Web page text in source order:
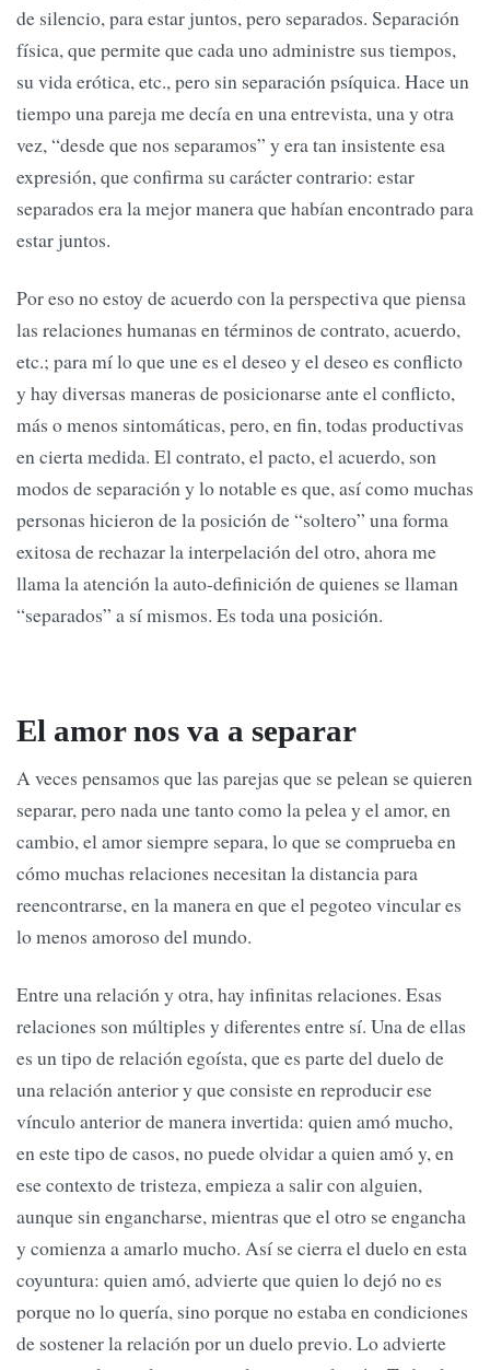
de silencio, para estar juntos, pero separados. Separación
física, que permite que cada uno administre sus tiempos,
su vida erótica, etc., pero sin separación psíquica. Hace un
tiempo una pareja me decía en una entrevista, una y otra
vez, “desde que nos separamos” y era tan insistente esa
expresión, que confirma su carácter contrario: estar
separados era la mejor manera que habían encontrado para
estar juntos.
Por eso no estoy de acuerdo con la perspectiva que piensa
las relaciones humanas en términos de contrato, acuerdo,
etc.; para mí lo que une es el deseo y el deseo es conflicto
y hay diversas maneras de posicionarse ante el conflicto,
más o menos sintomáticas, pero, en fin, todas productivas
en cierta medida. El contrato, el pacto, el acuerdo, son
modos de separación y lo notable es que, así como muchas
personas hicieron de la posición de “soltero” una forma
exitosa de rechazar la interpelación del otro, ahora me
llama la atención la auto-definición de quienes se llaman
“separados” a sí mismos. Es toda una posición.
El amor nos va a separar
A veces pensamos que las parejas que se pelean se quieren
separar, pero nada une tanto como la pelea y el amor, en
cambio, el amor siempre separa, lo que se comprueba en
cómo muchas relaciones necesitan la distancia para
reencontrarse, en la manera en que el pegoteo vincular es
lo menos amoroso del mundo.
Entre una relación y otra, hay infinitas relaciones. Esas
relaciones son múltiples y diferentes entre sí. Una de ellas
es un tipo de relación egoísta, que es parte del duelo de
una relación anterior y que consiste en reproducir ese
vínculo anterior de manera invertida: quien amó mucho,
en este tipo de casos, no puede olvidar a quien amó y, en
ese contexto de tristeza, empieza a salir con alguien,
aunque sin engancharse, mientras que el otro se engancha
y comienza a amarlo mucho. Así se cierra el duelo en esta
coyuntura: quien amó, advierte que quien lo dejó no es
porque no lo quería, sino porque no estaba en condiciones
de sostener la relación por un duelo previo. Lo advierte